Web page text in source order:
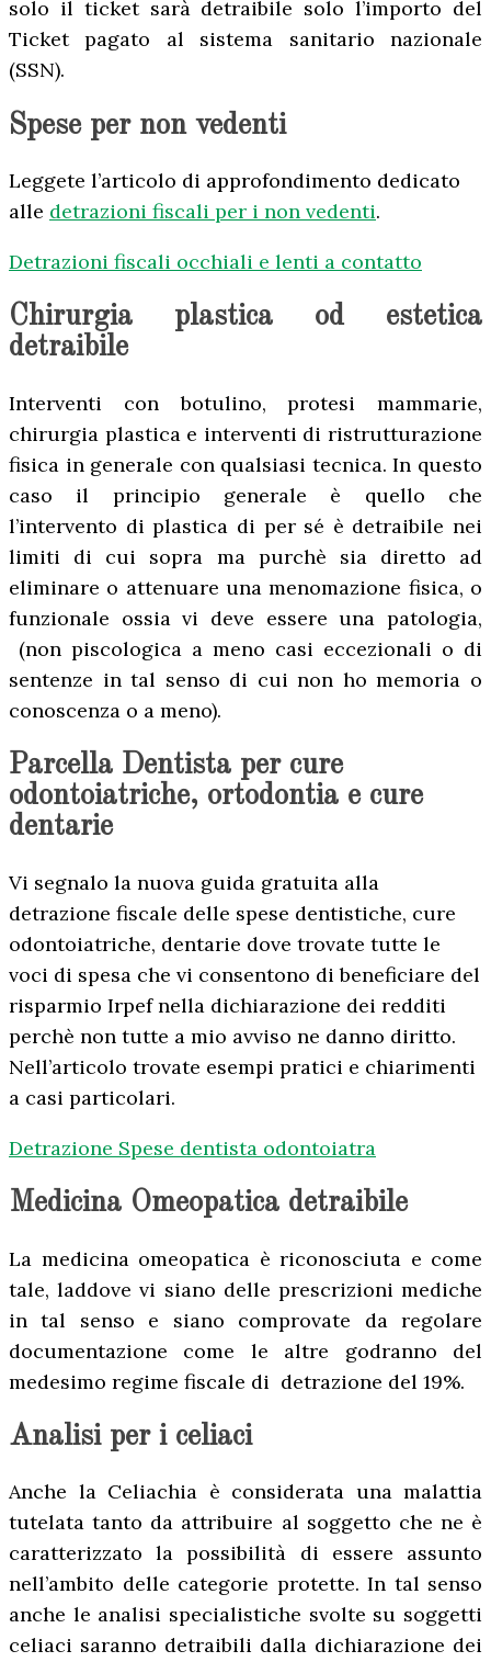
solo il ticket sarà detraibile solo l’importo del
Ticket pagato al sistema sanitario nazionale
(SSN).
Spese per non vedenti
Leggete l’articolo di approfondimento dedicato
alle detrazioni fiscali per i non vedenti.
Detrazioni fiscali occhiali e lenti a contatto
Chirurgia plastica od estetica
detraibile
Interventi con botulino, protesi mammarie,
chirurgia plastica e interventi di ristrutturazione
fisica in generale con qualsiasi tecnica. In questo
caso il principio generale è quello che
l’intervento di plastica di per sé è detraibile nei
limiti di cui sopra ma purchè sia diretto ad
eliminare o attenuare una menomazione fisica, o
funzionale ossia vi deve essere una patologia,
(non piscologica a meno casi eccezionali o di
sentenze in tal senso di cui non ho memoria o
conoscenza o a meno).
Parcella Dentista per cure
odontoiatriche, ortodontia e cure
dentarie
Vi segnalo la nuova guida gratuita alla
detrazione fiscale delle spese dentistiche, cure
odontoiatriche, dentarie dove trovate tutte le
voci di spesa che vi consentono di beneficiare del
risparmio Irpef nella dichiarazione dei redditi
perchè non tutte a mio avviso ne danno diritto.
Nell’articolo trovate esempi pratici e chiarimenti
a casi particolari.
Detrazione Spese dentista odontoiatra
Medicina Omeopatica detraibile
La medicina omeopatica è riconosciuta e come
tale, laddove vi siano delle prescrizioni mediche
in tal senso e siano comprovate da regolare
documentazione come le altre godranno del
medesimo regime fiscale di detrazione del 19%.
Analisi per i celiaci
Anche la Celiachia è considerata una malattia
tutelata tanto da attribuire al soggetto che ne è
caratterizzato la possibilità di essere assunto
nell’ambito delle categorie protette. In tal senso
anche le analisi specialistiche svolte su soggetti
celiaci saranno detraibili dalla dichiarazione dei